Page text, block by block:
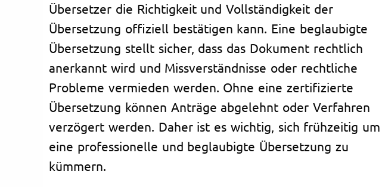
Übersetzer die Richtigkeit und Vollständigkeit der
Übersetzung offiziell bestätigen kann. Eine beglaubigte
Übersetzung stellt sicher, dass das Dokument rechtlich
anerkannt wird und Missverständnisse oder rechtliche
Probleme vermieden werden. Ohne eine zertifizierte
Übersetzung können Anträge abgelehnt oder Verfahren
verzögert werden. Daher ist es wichtig, sich frühzeitig um
eine professionelle und beglaubigte Übersetzung zu
kümmern.